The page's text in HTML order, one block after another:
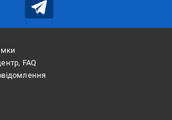
FAQ